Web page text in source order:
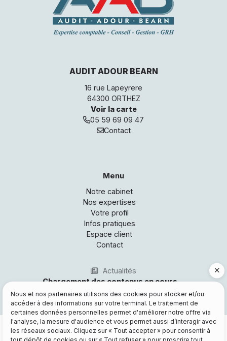
Être rappelé
Demande de devis
Espace client
AUDIT ADOUR BEARN
16 rue Lapeyrere
64300 ORTHEZ
Voir la carte
05 59 69 09 47
Contact
Menu
Notre cabinet
Nos expertises
Votre profil
Infos pratiques
Espace client
Contact
Actualités
Mentions légales et RGPD
Plan du site
Nous et nos partenaires utilisons des cookies pour stocker et/ou
accéder à des informations sur votre terminal. Le traitement de
certaines données personnelles permet d'améliorer notre offre via
l'analyse, la mesure d'audience et vous permet aussi d’interagir avec
les réseaux sociaux. Cliquez sur « Tout accepter » pour consentir à